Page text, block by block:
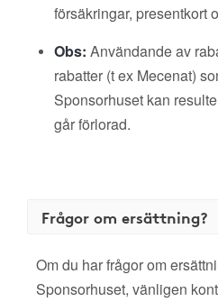
försäkringar, presentkort
Obs: Användande av
rabatter (t ex Mecenat)
Sponsorhuset kan
går förlorad.
Frågor om ersättning?
Om du har frågor om
Sponsorhuset, vänligen